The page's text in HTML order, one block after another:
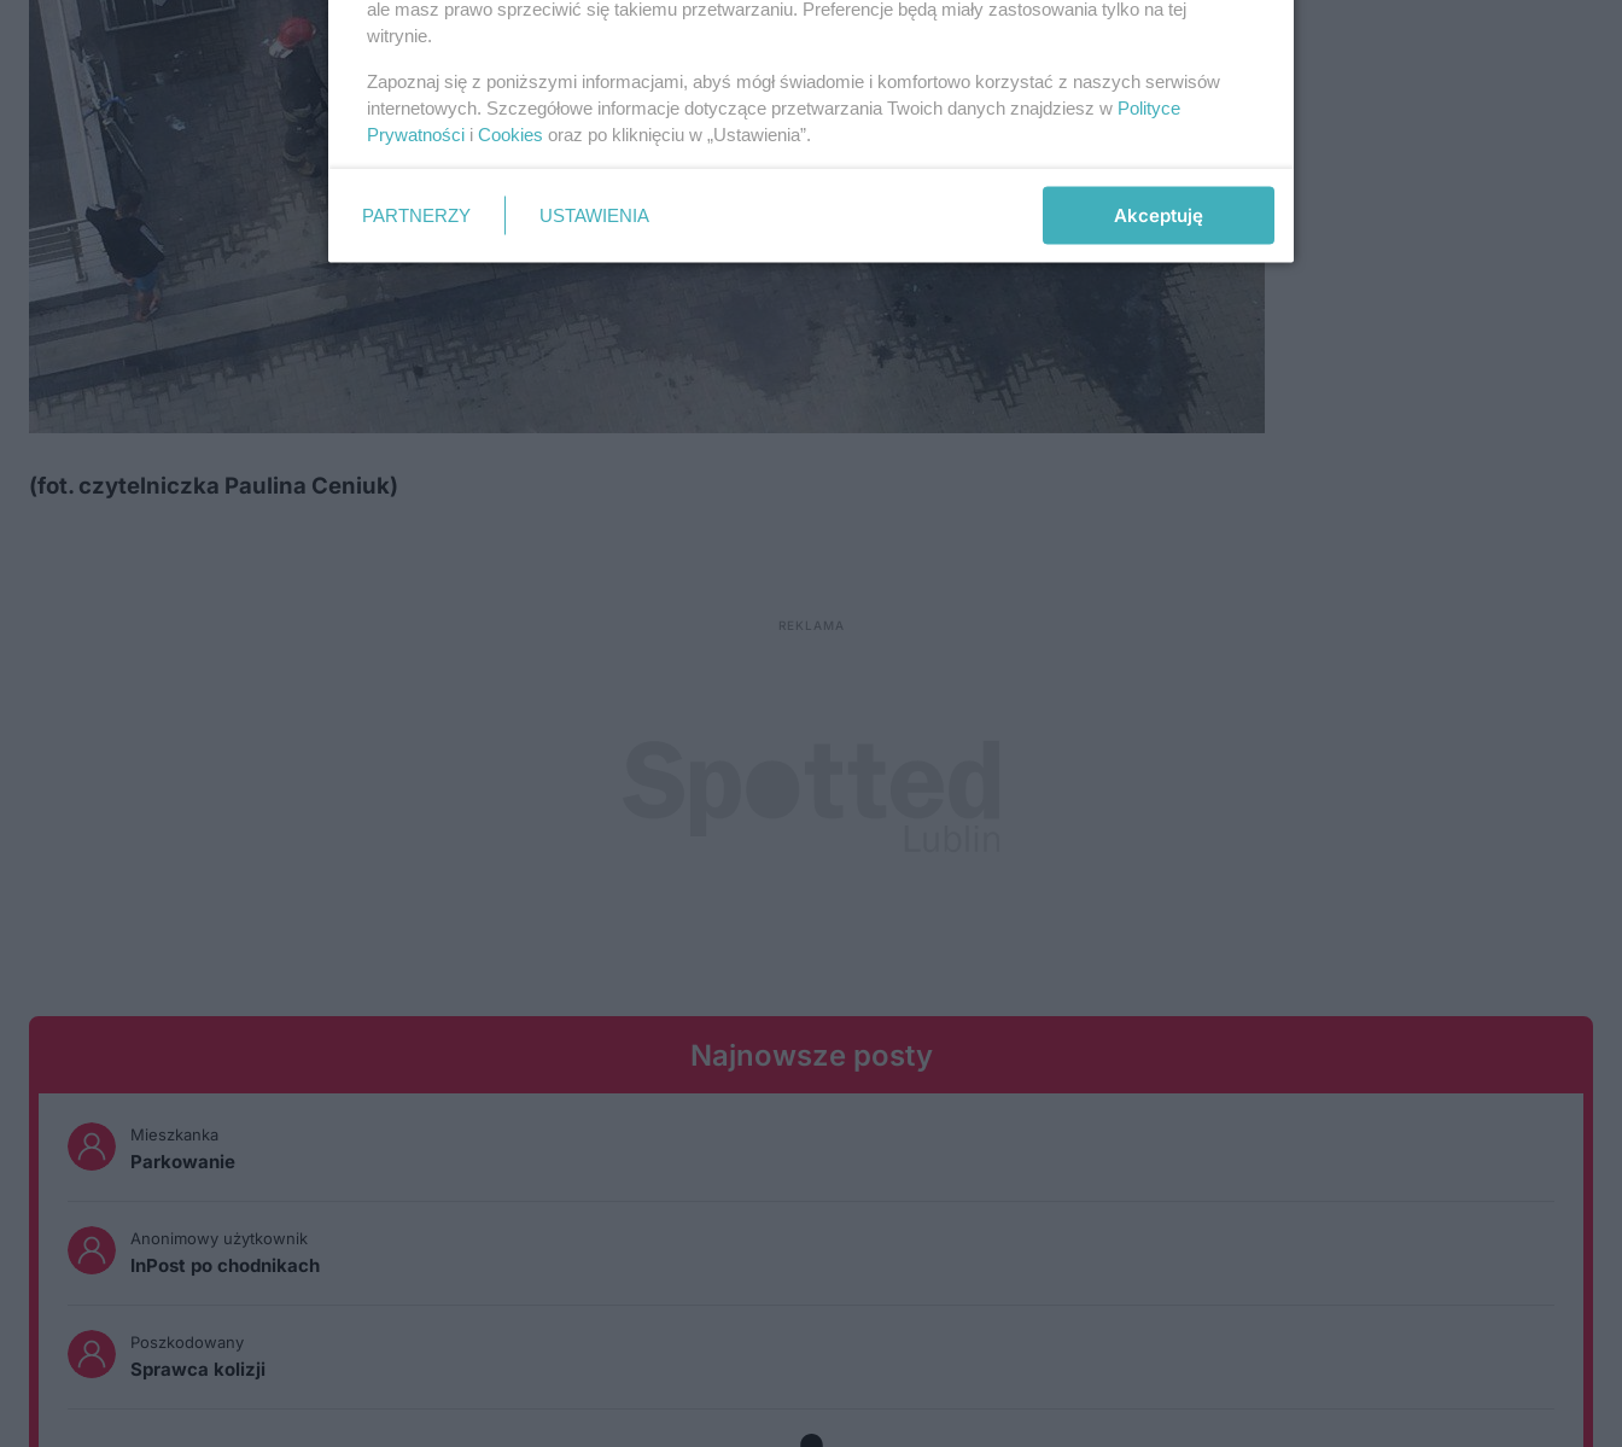
(fot. czytelniczka Paulina Ceniuk)
Najnowsze posty
Mieszkanka
Parkowanie
Anonimowy użytkownik
InPost po chodnikach
Poszkodowany
Sprawca kolizji
ale masz prawo sprzeciwić się takiemu przetwarzaniu. Preferencje będą miały zastosowania tylko na tej
witrynie.
Zapoznaj się z poniższymi informacjami, abyś mógł świadomie i komfortowo korzystać z naszych serwisów
internetowych. Szczegółowe informacje dotyczące przetwarzania Twoich danych znajdziesz w Polityce
Prywatności i Cookies oraz po kliknięciu w „Ustawienia”.
PARTNERZY USTAWIENIA Akceptuję